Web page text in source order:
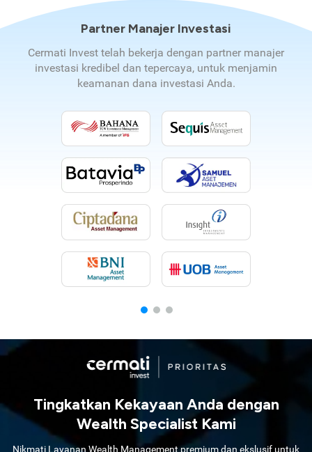
Partner Manajer Investasi
Cermati Invest telah bekerja dengan partner manajer
investasi kredibel dan tepercaya, untuk menjamin
keamanan dana investasi Anda.
Tingkatkan Kekayaan Anda dengan
Wealth Specialist Kami
Nikmati Layanan Wealth Management premium dan ekslusif untuk